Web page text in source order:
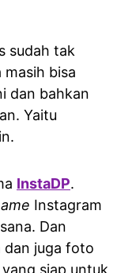
sudah tak
bisa
dan bahkan
Yaitu
InstaDP.
Instagram
Dan
dan juga foto